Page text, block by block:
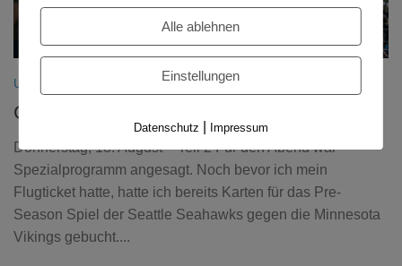
USA 2016 21. AUGUST 2016
Go Hawks!
Donnerstag, 18. August – Teil 2 Für den Abend war
Spezialprogramm angesagt. Noch bevor ich mein
Flugticket hatte, hatte ich bereits Karten für das Pre-
Season Spiel der Seattle Seahawks gegen die Minnesota
Vikings gebucht....
Alle ablehnen
Einstellungen
Datenschutz Impressum